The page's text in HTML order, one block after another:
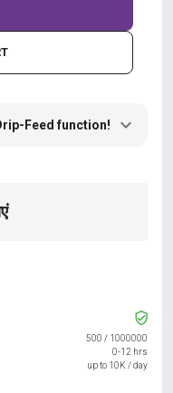
Feed function!
500 / 1000000
0-12 hrs
up to 10K / day